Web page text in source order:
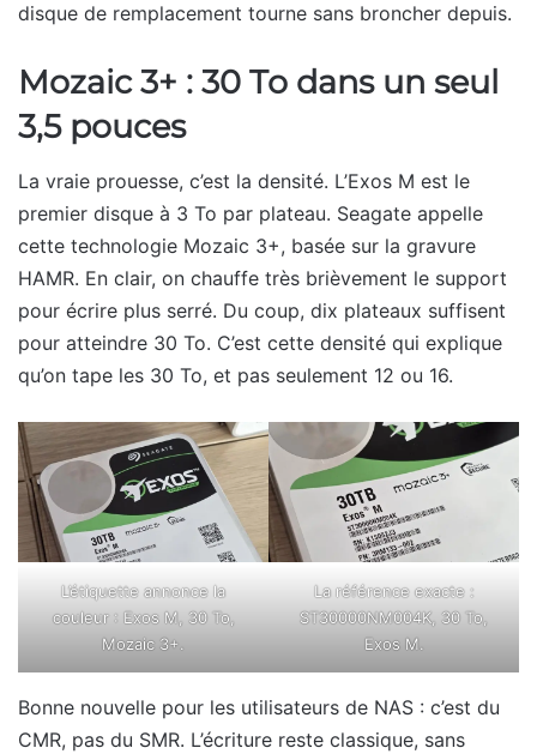
disque de remplacement tourne sans broncher depuis.
Mozaic 3+ : 30 To dans un seul
3,5 pouces
La vraie prouesse, c’est la densité. L’Exos M est le
premier disque à 3 To par plateau. Seagate appelle
cette technologie Mozaic 3+, basée sur la gravure
HAMR. En clair, on chauffe très brièvement le support
pour écrire plus serré. Du coup, dix plateaux suffisent
pour atteindre 30 To. C’est cette densité qui explique
qu’on tape les 30 To, et pas seulement 12 ou 16.
L’étiquette annonce la
couleur : Exos M, 30 To,
Mozaic 3+.
La référence exacte :
ST30000NM004K, 30 To,
Exos M.
Bonne nouvelle pour les utilisateurs de NAS : c’est du
CMR, pas du SMR. L’écriture reste classique, sans